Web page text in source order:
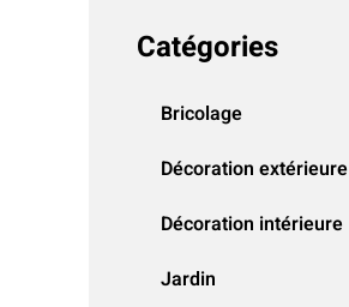
Catégories
Bricolage
Décoration extérieure
Décoration intérieure
Jardin